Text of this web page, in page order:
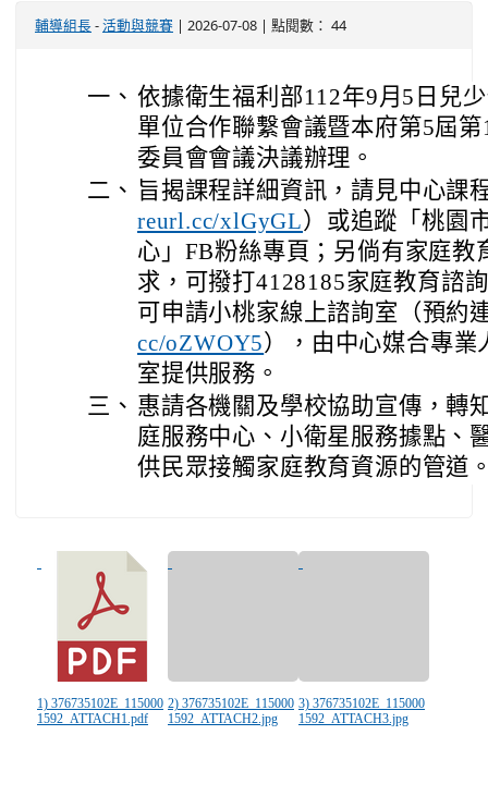
輔導組長 - 活動與競賽 | 2026-07-08 | 點閱數： 44
一、 依據衛生福利部112年9月5日兒
單位合作聯繫會議暨本府第5屆
委員會會議決議辦理。
二、 旨揭課程詳細資訊，請見中心課
reurl.cc/xlGyGL）或追蹤「桃園
心」FB粉絲專頁；另倘有家庭教
求，可撥打4128185家庭教育諮
可申請小桃家線上諮詢室（預約
cc/oZWOY5），由中心媒合專業
室提供服務。
三、 惠請各機關及學校協助宣傳，轉
庭服務中心、小衛星服務據點、
供民眾接觸家庭教育資源的管道
1) 376735102E_115000
1592_ATTACH1.pdf
2) 376735102E_115000
1592_ATTACH2.jpg
3) 376735102E_115000
1592_ATTACH3.jpg